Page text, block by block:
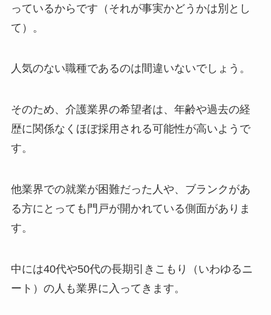
っているからです（それが事実かどうかは別とし
て）。
人気のない職種であるのは間違いないでしょう。
そのため、介護業界の希望者は、年齢や過去の経
歴に関係なくほぼ採用される可能性が高いようで
す。
他業界での就業が困難だった人や、ブランクがあ
る方にとっても門戸が開かれている側面がありま
す。
中には40代や50代の長期引きこもり（いわゆるニ
ート）の人も業界に入ってきます。